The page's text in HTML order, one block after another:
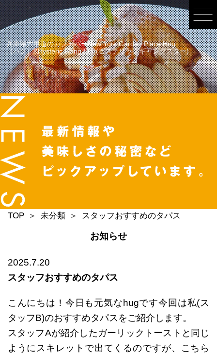
兵庫県六甲道のカフェバーNew York Garden Place Hug
（ハグ）&Hysteric Gang Star(ヒステリックギャングスター)
TOP 未分類 スタッフおすすめのタパス
お知らせ
2025.7.20
スタッフおすすめのタパス
こんにちは！今日も元気なhugです今回は私(ス
タッフB)のおすすめタパスをご紹介します。
スタッフAが紹介したガーリックトーストと同じ
ようにスキレットで出てくるのですが、こちら